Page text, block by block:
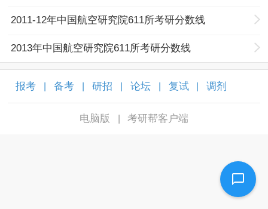
2011-12年中国航空研究院611所考研分数线
2013年中国航空研究院611所考研分数线
报考 备考 研招 论坛 复试 调剂
电脑版 考研帮客户端